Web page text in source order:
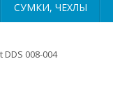
СУМКИ, ЧЕХЛЫ
DDS 008-004